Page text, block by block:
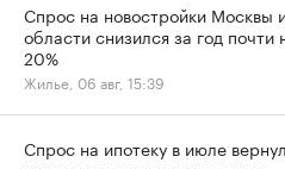
Спрос на новостройки Москвы
области снизился за год почти
20%
Жилье, 06 авг, 15:39
Спрос на ипотеку в июле